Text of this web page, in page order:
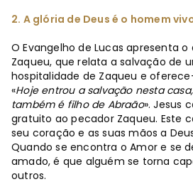
2. A glória de Deus é o homem
O Evangelho de Lucas apresenta
Zaqueu, que relata a salvação de
hospitalidade de Zaqueu e
«Hoje entrou a salvação nesta
também é filho de Abraão». Jesus
gratuito ao pecador Zaqueu. Este
seu coração e as suas mãos a
Quando se encontra o Amor e se
amado, é que alguém se torna
outros.